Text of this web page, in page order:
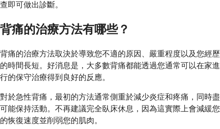
查即可做出診斷。
背痛的治療方法有哪些？
背痛的治療方法取決於導致您不適的原因、嚴重程度以及您經歷
的時間長短。好消息是，大多數背痛都能透過您通常可以在家進
行的保守治療得到良好的反應。
對於急性背痛，最初的方法通常側重於減少炎症和疼痛，同時盡
可能保持活動。不再建議完全臥床休息，因為這實際上會減緩您
的恢復速度並削弱您的肌肉。